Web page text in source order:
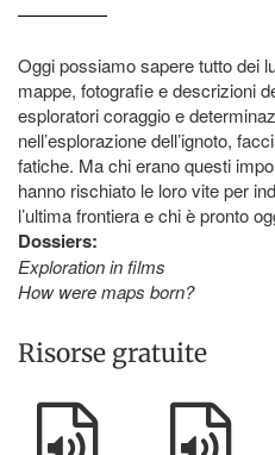
Oggi possiamo sapere tutto dei
mappe, fotografie e descrizioni
esploratori coraggio e
nell’esplorazione dell’ignoto,
fatiche. Ma chi erano questi
hanno rischiato le loro vite per
l’ultima frontiera e chi è pronto
Dossiers:
Exploration in films
How were maps born?
Risorse gratuite